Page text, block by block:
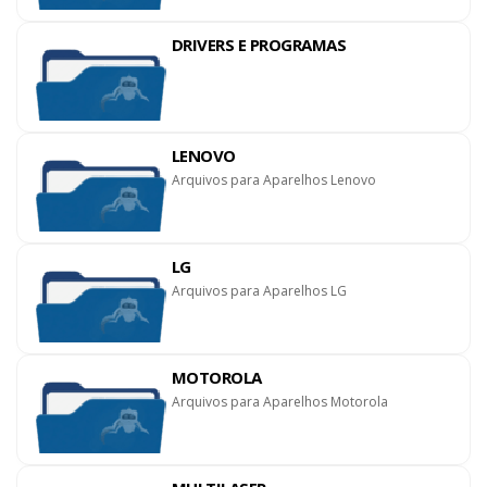
DRIVERS E PROGRAMAS
LENOVO
Arquivos para Aparelhos Lenovo
LG
Arquivos para Aparelhos LG
MOTOROLA
Arquivos para Aparelhos Motorola